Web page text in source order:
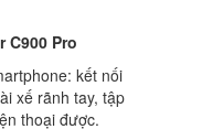
C900 Pro
kết nối
xế rãnh tay, tập
thoại được.